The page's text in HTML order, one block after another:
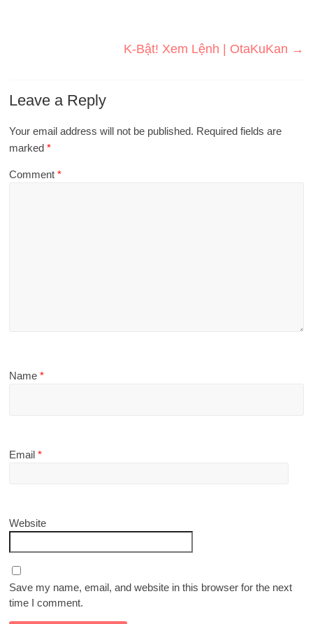
K-Bật! Xem Lệnh | OtaKuKan →
Leave a Reply
Your email address will not be published. Required fields are
marked*
Comment*
Name*
Email*
Website
Save my name, email, and website in this browser for the next
time I comment.